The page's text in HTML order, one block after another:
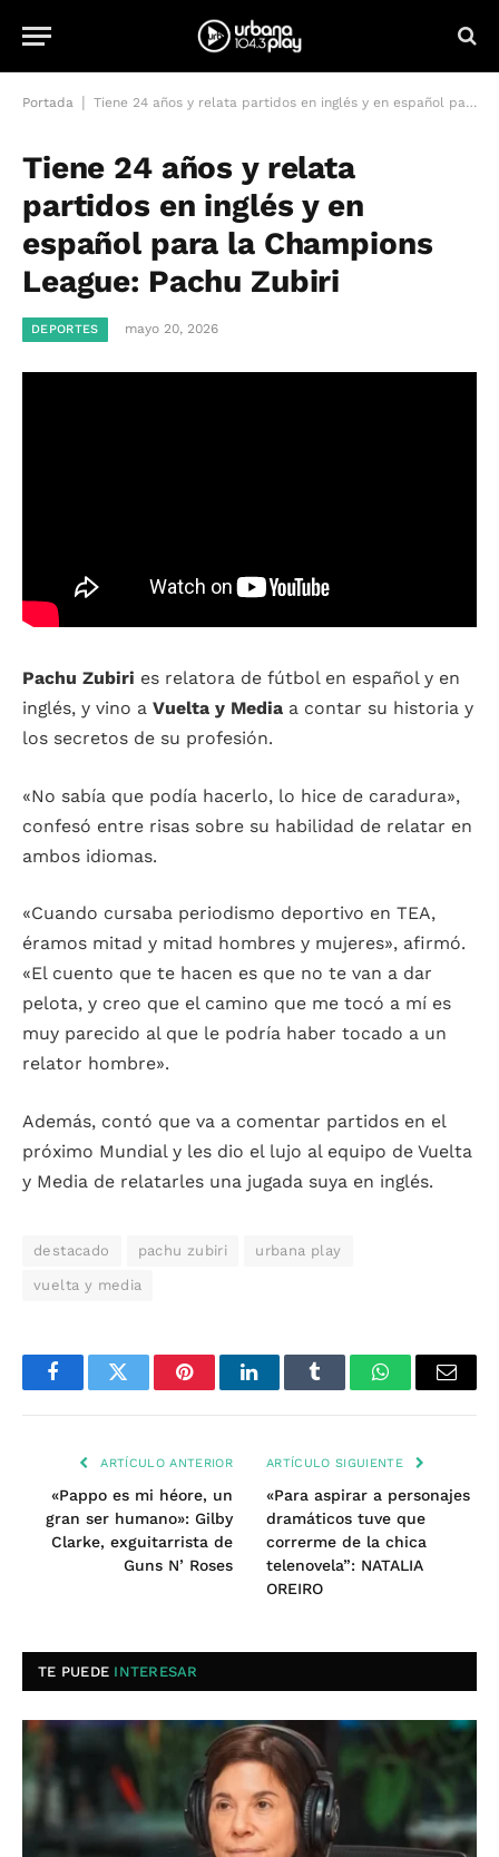
Portada Tiene 24 años y relata partidos en inglés y en español para la Champions League: Pachu Zubiri
Tiene 24 años y relata
partidos en inglés y en
español para la Champions
League: Pachu Zubiri
DEPORTES mayo 20, 2026
Pachu Zubiri es relatora de fútbol en español y en
inglés, y vino a Vuelta y Media a contar su historia y
los secretos de su profesión.
«No sabía que podía hacerlo, lo hice de caradura»,
confesó entre risas sobre su habilidad de relatar en
ambos idiomas.
«Cuando cursaba periodismo deportivo en TEA,
éramos mitad y mitad hombres y mujeres», afirmó.
«El cuento que te hacen es que no te van a dar
pelota, y creo que el camino que me tocó a mí es
muy parecido al que le podría haber tocado a un
relator hombre».
Además, contó que va a comentar partidos en el
próximo Mundial y les dio el lujo al equipo de Vuelta
y Media de relatarles una jugada suya en inglés.
destacado pachu zubiri urbana play
vuelta y media
FacebookTwitter PinterestLinkedInTumblr WhatsAppEmail
ARTÍCULO ANTERIOR
«Pappo es mi héore, un
gran ser humano»: Gilby
Clarke, exguitarrista de
Guns N’ Roses
ARTÍCULO SIGUIENTE
«Para aspirar a personajes
dramáticos tuve que
correrme de la chica
telenovela”: NATALIA
OREIRO
TE PUEDE INTERESAR